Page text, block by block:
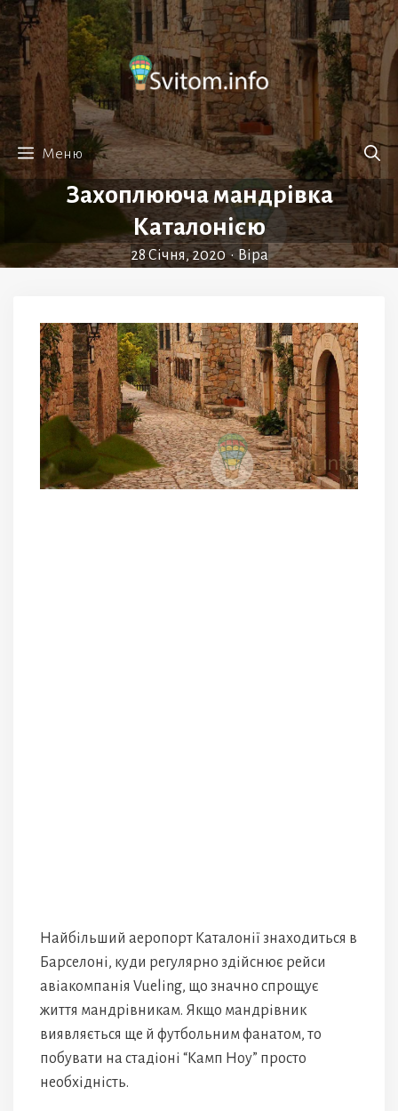
Перейти
до
вмісту
Меню
Захоплююча мандрівка
Каталонією
28 Січня, 2020 • Віра
Найбільший аеропорт Каталонії знаходиться в
Барселоні, куди регулярно здійснює рейси
авіакомпанія Vueling, що значно спрощує
життя мандрівникам. Якщо мандрівник
виявляється ще й футбольним фанатом, то
побувати на стадіоні “Камп Ноу” просто
необхідність.